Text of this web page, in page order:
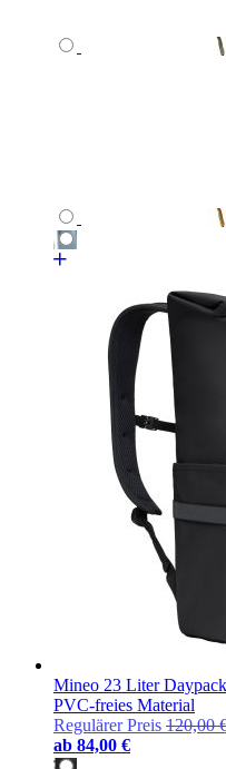
Mineo 23 Liter
PVC-freies Material
Regulärer Preis 120,00
ab 84,00 €